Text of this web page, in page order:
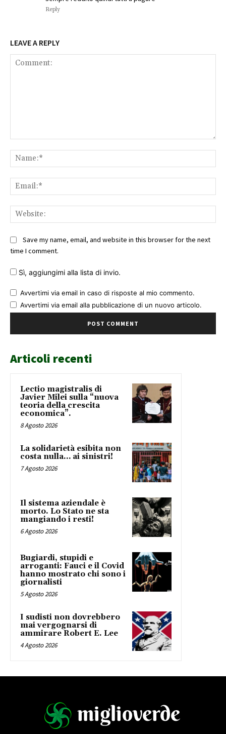
Reply
LEAVE A REPLY
Save my name, email, and website in this browser for the next
time I comment.
Sì, aggiungimi alla lista di invio.
Avvertimi via email in caso di risposte al mio commento.
Avvertimi via email alla pubblicazione di un nuovo articolo.
Articoli recenti
Lectio magistralis di
Javier Milei sulla “nuova
teoria della crescita
economica”.
8 Agosto 2026
La solidarietà esibita non
costa nulla… ai sinistri!
7 Agosto 2026
Il sistema aziendale è
morto. Lo Stato ne sta
mangiando i resti!
6 Agosto 2026
Bugiardi, stupidi e
arroganti: Fauci e il Covid
hanno mostrato chi sono i
giornalisti
5 Agosto 2026
I sudisti non dovrebbero
mai vergognarsi di
ammirare Robert E. Lee
4 Agosto 2026